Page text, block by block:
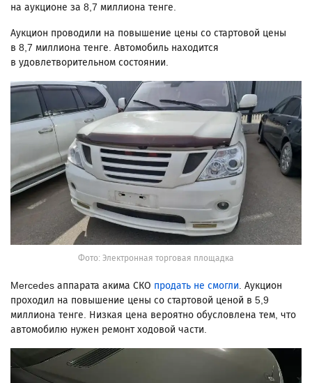
на аукционе за 8,7 миллиона тенге.
Аукцион проводили на повышение цены со стартовой цены
в 8,7 миллиона тенге. Автомобиль находится
в удовлетворительном состоянии.
Фото: Электронная торговая площадка
Mercedes аппарата акима СКО продать не смогли. Аукцион
проходил на повышение цены со стартовой ценой в 5,9
миллиона тенге. Низкая цена вероятно обусловлена тем, что
автомобилю нужен ремонт ходовой части.